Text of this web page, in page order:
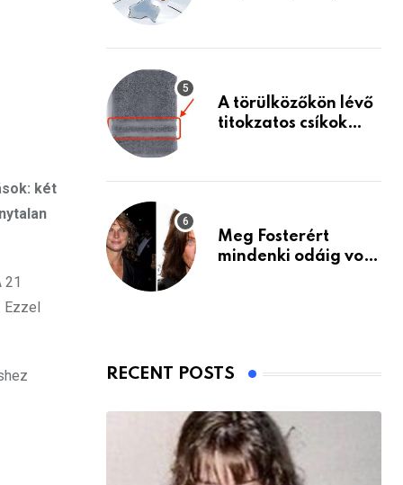
két
A törülközőkön lévő
titokzatos csíkok
Meg Fosterért
mindenki odáig volt
RECENT POSTS